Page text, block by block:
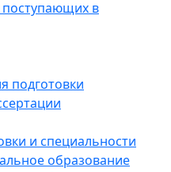
в
подготовки
и специальности
образование